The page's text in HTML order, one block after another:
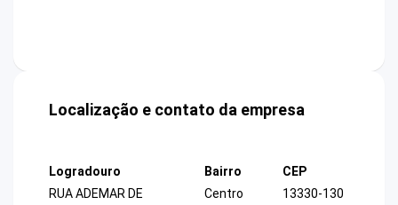
Localização e contato da empresa
Logradouro
RUA ADEMAR DE
Bairro
Centro
CEP
13330-130